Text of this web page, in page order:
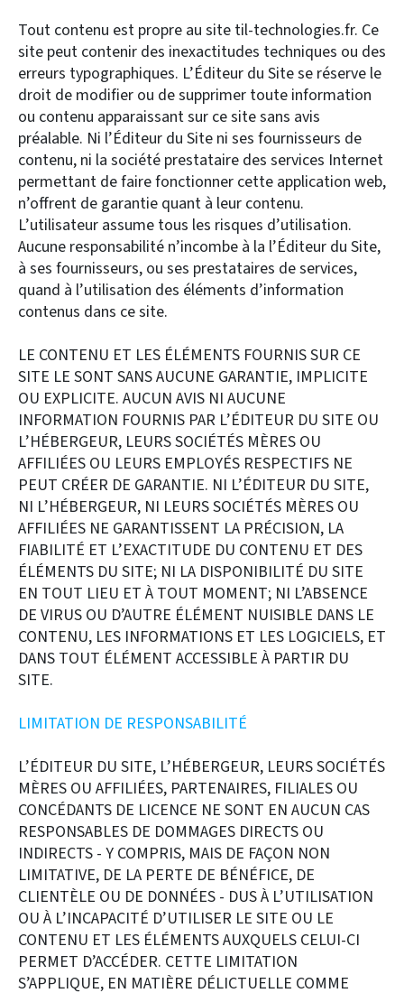
Tout contenu est propre au site til-technologies.fr. Ce
site peut contenir des inexactitudes techniques ou des
erreurs typographiques. L’Éditeur du Site se réserve le
droit de modifier ou de supprimer toute information
ou contenu apparaissant sur ce site sans avis
préalable. Ni l’Éditeur du Site ni ses fournisseurs de
contenu, ni la société prestataire des services Internet
permettant de faire fonctionner cette application web,
n’offrent de garantie quant à leur contenu.
L’utilisateur assume tous les risques d’utilisation.
Aucune responsabilité n’incombe à la l’Éditeur du Site,
à ses fournisseurs, ou ses prestataires de services,
quand à l’utilisation des éléments d’information
contenus dans ce site.
LE CONTENU ET LES ÉLÉMENTS FOURNIS SUR CE
SITE LE SONT SANS AUCUNE GARANTIE, IMPLICITE
OU EXPLICITE. AUCUN AVIS NI AUCUNE
INFORMATION FOURNIS PAR L’ÉDITEUR DU SITE OU
L’HÉBERGEUR, LEURS SOCIÉTÉS MÈRES OU
AFFILIÉES OU LEURS EMPLOYÉS RESPECTIFS NE
PEUT CRÉER DE GARANTIE. NI L’ÉDITEUR DU SITE,
NI L’HÉBERGEUR, NI LEURS SOCIÉTÉS MÈRES OU
AFFILIÉES NE GARANTISSENT LA PRÉCISION, LA
FIABILITÉ ET L’EXACTITUDE DU CONTENU ET DES
ÉLÉMENTS DU SITE; NI LA DISPONIBILITÉ DU SITE
EN TOUT LIEU ET À TOUT MOMENT; NI L’ABSENCE
DE VIRUS OU D’AUTRE ÉLÉMENT NUISIBLE DANS LE
CONTENU, LES INFORMATIONS ET LES LOGICIELS, ET
DANS TOUT ÉLÉMENT ACCESSIBLE À PARTIR DU
SITE.
LIMITATION DE RESPONSABILITÉ
L’ÉDITEUR DU SITE, L’HÉBERGEUR, LEURS SOCIÉTÉS
MÈRES OU AFFILIÉES, PARTENAIRES, FILIALES OU
CONCÉDANTS DE LICENCE NE SONT EN AUCUN CAS
RESPONSABLES DE DOMMAGES DIRECTS OU
INDIRECTS - Y COMPRIS, MAIS DE FAÇON NON
LIMITATIVE, DE LA PERTE DE BÉNÉFICE, DE
CLIENTÈLE OU DE DONNÉES - DUS À L’UTILISATION
OU À L’INCAPACITÉ D’UTILISER LE SITE OU LE
CONTENU ET LES ÉLÉMENTS AUXQUELS CELUI-CI
PERMET D’ACCÉDER. CETTE LIMITATION
S’APPLIQUE, EN MATIÈRE DÉLICTUELLE COMME